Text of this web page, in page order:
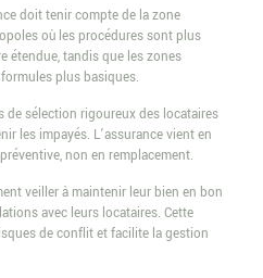
doit tenir compte de la zone
où les procédures sont plus
étendue, tandis que les zones
plus basiques.
de sélection rigoureux des locataires
les impayés. L’assurance vient en
non en remplacement.
veiller à maintenir leur bien en bon
avec leurs locataires. Cette
de conflit et facilite la gestion